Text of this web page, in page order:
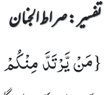
تفسیر : ‎صراط الجنان
{مَنْ یَّرْتَدَّ